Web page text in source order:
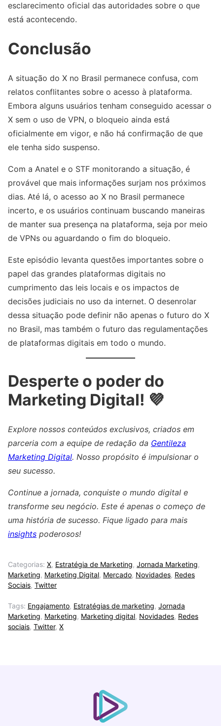
esclarecimento oficial das autoridades sobre o que
está acontecendo.
Conclusão
A situação do X no Brasil permanece confusa, com
relatos conflitantes sobre o acesso à plataforma.
Embora alguns usuários tenham conseguido acessar o
X sem o uso de VPN, o bloqueio ainda está
oficialmente em vigor, e não há confirmação de que
ele tenha sido suspenso.
Com a Anatel e o STF monitorando a situação, é
provável que mais informações surjam nos próximos
dias. Até lá, o acesso ao X no Brasil permanece
incerto, e os usuários continuam buscando maneiras
de manter sua presença na plataforma, seja por meio
de VPNs ou aguardando o fim do bloqueio.
Este episódio levanta questões importantes sobre o
papel das grandes plataformas digitais no
cumprimento das leis locais e os impactos de
decisões judiciais no uso da internet. O desenrolar
dessa situação pode definir não apenas o futuro do X
no Brasil, mas também o futuro das regulamentações
de plataformas digitais em todo o mundo.
Desperte o poder do
Marketing Digital! 💜
Explore nossos conteúdos exclusivos, criados em
parceria com a equipe de redação da Gentileza
Marketing Digital. Nosso propósito é impulsionar o
seu sucesso.
Continue a jornada, conquiste o mundo digital e
transforme seu negócio. Este é apenas o começo de
uma história de sucesso. Fique ligado para mais
insights poderosos!
Categorias: X, Estratégia de Marketing, Jornada Marketing,
Marketing, Marketing Digital, Mercado, Novidades, Redes
Sociais, Twitter
Tags: Engajamento, Estratégias de marketing, Jornada
Marketing, Marketing, Marketing digital, Novidades, Redes
sociais, Twitter, X